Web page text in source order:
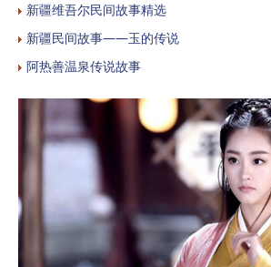
新疆维吾尔民间故事精选
新疆民间故事——玉的传说
阿热善温泉传说故事